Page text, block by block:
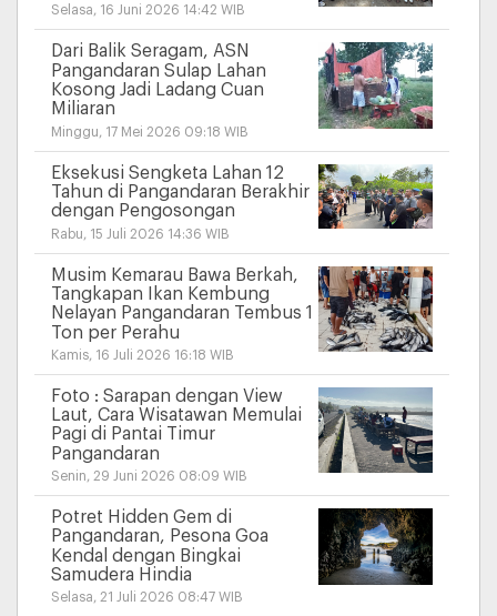
Selasa, 16 Juni 2026 14:42 WIB
Dari Balik Seragam, ASN
Pangandaran Sulap Lahan
Kosong Jadi Ladang Cuan
Miliaran
Minggu, 17 Mei 2026 09:18 WIB
Eksekusi Sengketa Lahan 12
Tahun di Pangandaran Berakhir
dengan Pengosongan
Rabu, 15 Juli 2026 14:36 WIB
Musim Kemarau Bawa Berkah,
Tangkapan Ikan Kembung
Nelayan Pangandaran Tembus 1
Ton per Perahu
Kamis, 16 Juli 2026 16:18 WIB
Foto : Sarapan dengan View
Laut, Cara Wisatawan Memulai
Pagi di Pantai Timur
Pangandaran
Senin, 29 Juni 2026 08:09 WIB
Potret Hidden Gem di
Pangandaran, Pesona Goa
Kendal dengan Bingkai
Samudera Hindia
Selasa, 21 Juli 2026 08:47 WIB